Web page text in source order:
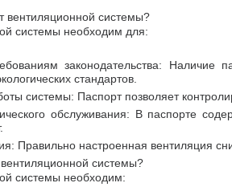
вентиляционной системы?
системы необходим для:
законодательства:
стандартов.
системы: Паспорт позволяет
обслуживания: В паспорте
Правильно настроенная вентиляция
системы?
системы необходим: